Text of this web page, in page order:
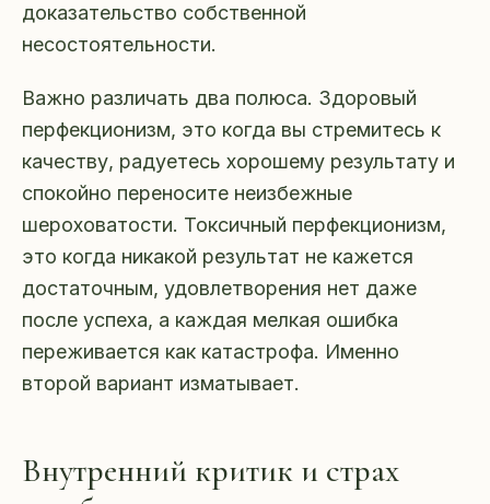
доказательство собственной
несостоятельности.
Важно различать два полюса. Здоровый
перфекционизм, это когда вы стремитесь к
качеству, радуетесь хорошему результату и
спокойно переносите неизбежные
шероховатости. Токсичный перфекционизм,
это когда никакой результат не кажется
достаточным, удовлетворения нет даже
после успеха, а каждая мелкая ошибка
переживается как катастрофа. Именно
второй вариант изматывает.
Внутренний критик и страх